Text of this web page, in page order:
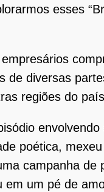
esses
de diversas
regiões do
envolvendo
poética,
campanha de
um pé de